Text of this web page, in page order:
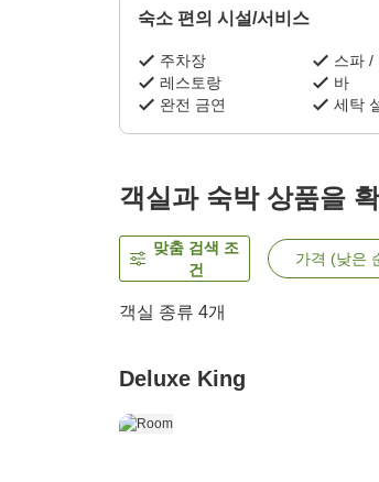
숙소 편의 시설/서비스
주차장
스파 /
레스토랑
바
완전 금연
세탁
객실과 숙박 상품을
맞춤 검색 조
건
가격 (낮은
객실 종류 4개
Deluxe King